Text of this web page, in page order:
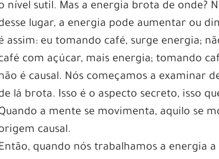
nível sutil. Mas a energia brota de onde?
lugar, a energia pode aumentar ou
assim: eu tomando café, surge energia;
com açúcar, mais energia; tomando
é causal. Nós começamos a examinar
lá brota. Isso é o aspecto secreto, isso
a mente se movimenta, aquilo se
causal.
quando nós trabalhamos a energia